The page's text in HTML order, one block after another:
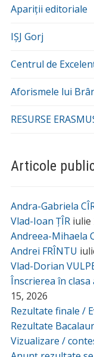
Apariții editoriale
IȘJ Gorj
Centrul de
Aforismele lui
RESURSE
Articole
Andra-Gabriela
Vlad-Ioan ȚÎR iulie
Andreea-Mihaela
Andrei FRÎNTU
Vlad-Dorian
Înscrierea în clasa
15, 2026
Rezultate finale /
Rezultate
Vizualizare /